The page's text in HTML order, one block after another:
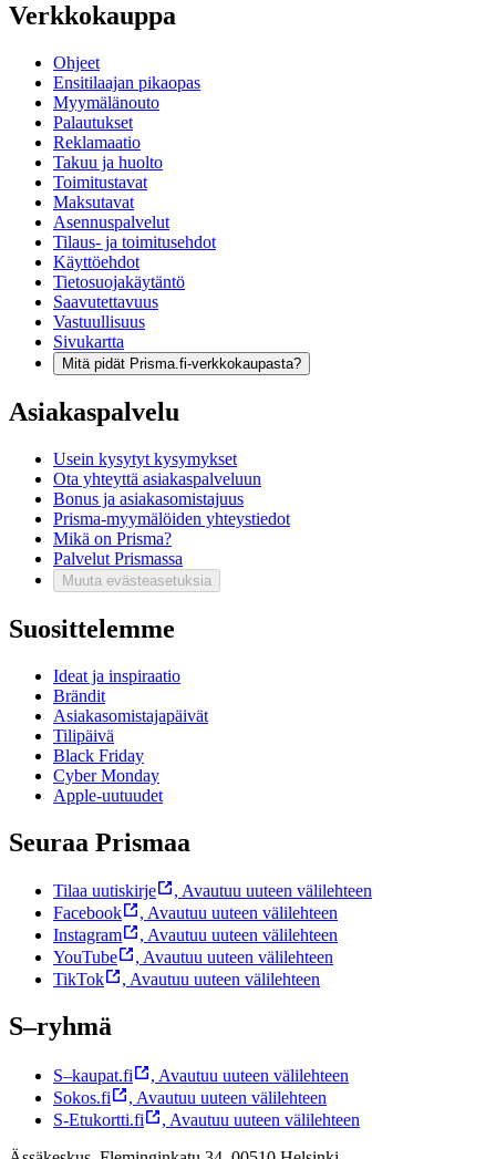
Verkkokauppa
Ohjeet
Ensitilaajan pikaopas
Myymälänouto
Palautukset
Reklamaatio
Takuu ja huolto
Toimitustavat
Maksutavat
Asennuspalvelut
Tilaus- ja toimitusehdot
Käyttöehdot
Tietosuojakäytäntö
Saavutettavuus
Vastuullisuus
Sivukartta
Mitä pidät Prisma.fi-verkkokaupasta?
Asiakaspalvelu
Usein kysytyt kysymykset
Ota yhteyttä asiakaspalveluun
Bonus ja asiakasomistajuus
Prisma-myymälöiden yhteystiedot
Mikä on Prisma?
Palvelut Prismassa
Muuta evästeasetuksia
Suosittelemme
Ideat ja inspiraatio
Brändit
Asiakasomistajapäivät
Tilipäivä
Black Friday
Cyber Monday
Apple-uutuudet
Seuraa Prismaa
Tilaa uutiskirje , Avautuu uuteen välilehteen
Facebook
, Avautuu uuteen välilehteen
Instagram
, Avautuu uuteen välilehteen
YouTube
, Avautuu uuteen välilehteen
TikTok
, Avautuu uuteen välilehteen
S–ryhmä
S–kaupat.fi , Avautuu uuteen välilehteen
Sokos.fi
, Avautuu uuteen välilehteen
S-Etukortti.fi
, Avautuu uuteen välilehteen